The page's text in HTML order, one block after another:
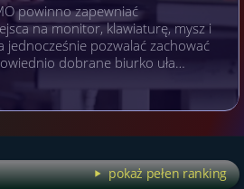
powinno zapewniać
na monitor, klawiaturę, mysz i
jednocześnie pozwalać zachować
dobrane biurko uła…
pokaż pełen ranking